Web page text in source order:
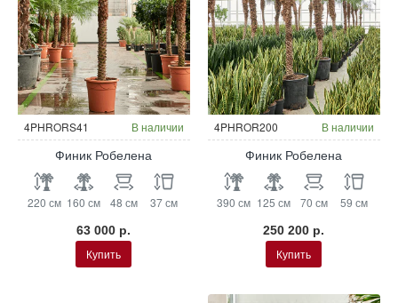
4PHRORS41 В наличии
Финик Робелена
220 см 160 см 48 см 37 см
63 000 р.
Купить
4PHROR200 В наличии
Финик Робелена
390 см 125 см 70 см 59 см
250 200 р.
Купить